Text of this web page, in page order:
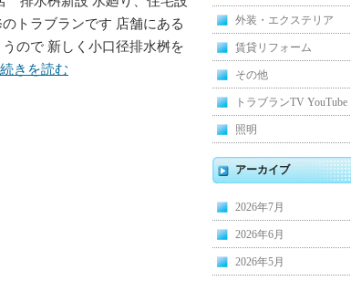
トラブランです 店舗にある
ので 新しく小口径排水桝を
続きを読む
外装・エクステリア
賃貸リフォーム
その他
トラブランTV YouTube
照明
アーカイブ
2026年7月
2026年6月
2026年5月